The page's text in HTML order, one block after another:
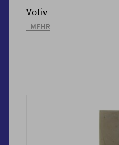
Votiv
_MEHR